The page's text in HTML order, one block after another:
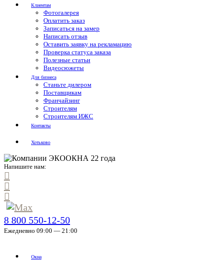
Клиентам
Фотогалерея
Оплатить заказ
Записаться на замер
Написать отзыв
Оставить заявку на рекламацию
Проверка статуса заказа
Полезные статьи
Видеосюжеты
Для бизнеса
Станьте дилером
Поставщикам
Франчайзинг
Строителям
Строителям ИЖС
Контакты
Хотьково
Напишите нам:
8 800 550-12-50
Ежедневно 09:00 — 21:00
Окна